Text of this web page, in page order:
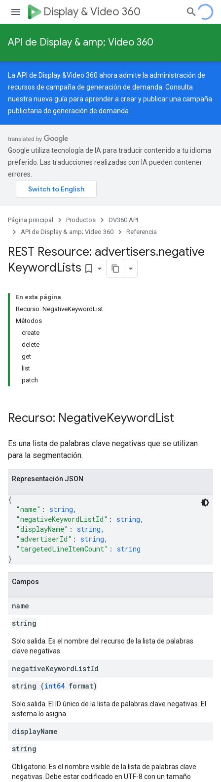
Display & Video 360
API de Display & amp; Video 360
La API de Display &Video 360 ahora admite la administración de
recursos de campaña de generación de demanda. Consulta
nuestra nueva guía para aprender a crear y publicar una campaña
publicitaria de generación de demanda.
Google utiliza tecnología de IA para traducir contenido a tu idioma
preferido. Las traducciones realizadas con IA pueden contener
errores.
Página principal Productos
DV360 API
API de Display & amp; Video 360
Referencia
REST Resource: advertisers.negative
KeywordLists bookmark_border
En esta página
Recurso: NegativeKeywordList
Métodos
create
delete
get
list
patch
Recurso: NegativeKeywordList
Es una lista de palabras clave negativas que se utilizan
para la segmentación.
Representación JSON
{
"name" : string,
"negativeKeywordListId" : string,
"displayName" : string,
"advertiserId" : string,
"targetedLineItemCount" : string
}
Campos
name
string
Solo salida. Es el nombre del recurso de la lista de palabras
clave negativas.
negativeKeywordListId
string (int64 format)
Solo salida. El ID único de la lista de palabras clave negativas. El
sistema lo asigna.
displayName
string
Obligatorio. Es el nombre visible de la lista de palabras clave
negativas. Debe estar codificado en UTF-8 con un tamaño